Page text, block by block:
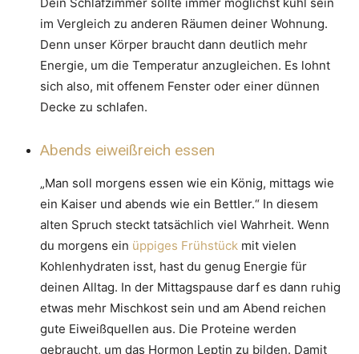
im Vergleich zu anderen Räumen deiner Wohnung.
Denn unser Körper braucht dann deutlich mehr
Energie, um die Temperatur anzugleichen. Es lohnt
sich also, mit offenem Fenster oder einer dünnen
Decke zu schlafen.
Abends eiweißreich essen
„Man soll morgens essen wie ein König, mittags wie
ein Kaiser und abends wie ein Bettler.“ In diesem
alten Spruch steckt tatsächlich viel Wahrheit. Wenn
du morgens ein üppiges Frühstück mit vielen
Kohlenhydraten isst, hast du genug Energie für
deinen Alltag. In der Mittagspause darf es dann ruhig
etwas mehr Mischkost sein und am Abend reichen
gute Eiweißquellen aus. Die Proteine werden
gebraucht, um das Hormon Leptin zu bilden. Damit